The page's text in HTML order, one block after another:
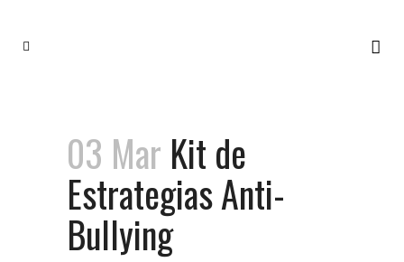
03 Mar Kit de
Estrategias Anti-
Bullying